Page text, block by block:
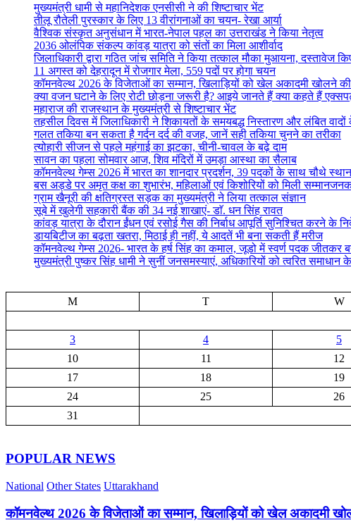
मुख्यमंत्री धामी से महानिदेशक एनसीसी ने की शिष्टाचार भेंट
तीलू रौतेली पुरस्कार के लिए 13 वीरांगनाओं का चयन- रेखा आर्या
वैश्विक संस्कृत अनुसंधान में भारत-नेपाल पहल का उत्तराखंड ने किया नेतृत्व
2036 ओलंपिक संकल्प कांवड़ यात्रा को संतों का मिला आशीर्वाद
जिलाधिकारी द्वारा गठित जांच समिति ने किया तत्काल मौका मुआयना, दस्तावेज
11 अगस्त को देहरादून में रोजगार मेला, 559 पदों पर होगा चयन
कॉमनवेल्थ 2026 के विजेताओं का सम्मान, खिलाड़ियों को खेल अकादमी खोलने
क्या वजन घटाने के लिए रोटी छोड़ना जरूरी है? आइये जानते हैं क्या कहते हैं
महाराज की राजस्थान के मुख्यमंत्री से शिष्टाचार भेंट
तहसील दिवस में जिलाधिकारी ने शिकायतों के समयबद्ध निस्तारण और लंबित वादों
गलत तकिया बन सकता है गर्दन दर्द की वजह, जानें सही तकिया चुनने का तरीका
त्योहारी सीजन से पहले महंगाई का झटका, चीनी-चावल के बढ़े दाम
सावन का पहला सोमवार आज, शिव मंदिरों में उमड़ा आस्था का सैलाब
कॉमनवेल्थ गेम्स 2026 में भारत का शानदार प्रदर्शन, 39 पदकों के साथ चौथे
बस अड्डे पर अमृत कक्ष का शुभारंभ, महिलाओं एवं किशोरियों को मिली सम्मानजनक
ग्राम खैनूरी की क्षतिग्रस्त सड़क का मुख्यमंत्री ने लिया तत्काल संज्ञान
सूबे में खुलेगी सहकारी बैंक की 34 नई शाखाएं- डाॅ. धन सिंह रावत
कांवड़ यात्रा के दौरान ईंधन एवं रसोई गैस की निर्बाध आपूर्ति सुनिश्चित करने के
डायबिटीज का बढ़ता खतरा, मिठाई ही नहीं, ये आदतें भी बना सकती हैं मरीज
कॉमनवेल्थ गेम्स 2026- भारत के हर्ष सिंह का कमाल, जूडो में स्वर्ण पदक जीतकर
मुख्यमंत्री पुष्कर सिंह धामी ने सुनीं जनसमस्याएं, अधिकारियों को त्वरित समाधान के
M
T W
3
4 5
10
11 12
17
18 19
24
25 26
31
POPULAR NEWS
National Other States Uttarakhand
कॉमनवेल्थ 2026 के विजेताओं का सम्मान, खिलाड़ियों को खेल अकादमी